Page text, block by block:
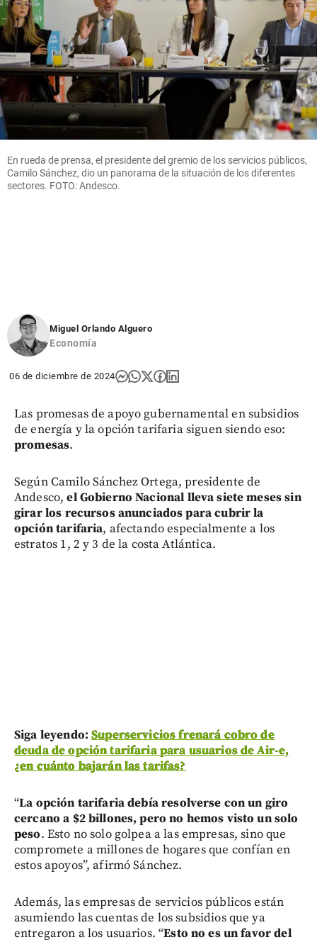
En rueda de prensa, el presidente del gremio de los servicios públicos,
Camilo Sánchez, dio un panorama de la situación de los diferentes
sectores. FOTO: Andesco.
Miguel Orlando Alguero
Economía
06 de diciembre de 2024
Las promesas de apoyo gubernamental en subsidios
de energía y la opción tarifaria siguen siendo eso:
promesas.
Según Camilo Sánchez Ortega, presidente de
Andesco,el Gobierno Nacional lleva siete meses sin
girar los recursos anunciados para cubrir la
opción tarifaria, afectando especialmente a los
estratos 1, 2 y 3 de la costa Atlántica.
Siga leyendo:Superservicios frenará cobro de
deuda de opción tarifaria para usuarios de Air-e,
¿en cuánto bajarán las tarifas?
“La opción tarifaria debía resolverse con un giro
cercano a $2 billones, pero no hemos visto un solo
peso. Esto no solo golpea a las empresas, sino que
compromete a millones de hogares que confían en
estos apoyos”, afirmó Sánchez.
Además, las empresas de servicios públicos están
asumiendo las cuentas de los subsidios que ya
entregaron a los usuarios. “Esto no es un favor del